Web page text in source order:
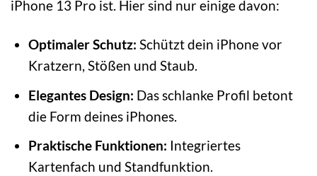
iPhone 13 Pro ist. Hier sind nur einige davon:
Optimaler Schutz: Schützt dein iPhone vor
Kratzern, Stößen und Staub.
Elegantes Design: Das schlanke Profil betont
die Form deines iPhones.
Praktische Funktionen: Integriertes
Kartenfach und Standfunktion.